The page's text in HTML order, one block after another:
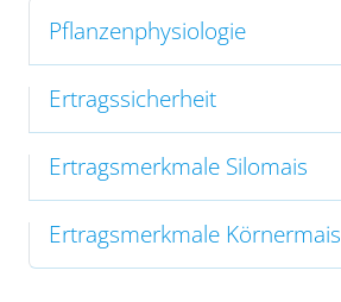
Pflanzenphysiologie
Ertragssicherheit
Ertragsmerkmale Silomais
Ertragsmerkmale Körnermais